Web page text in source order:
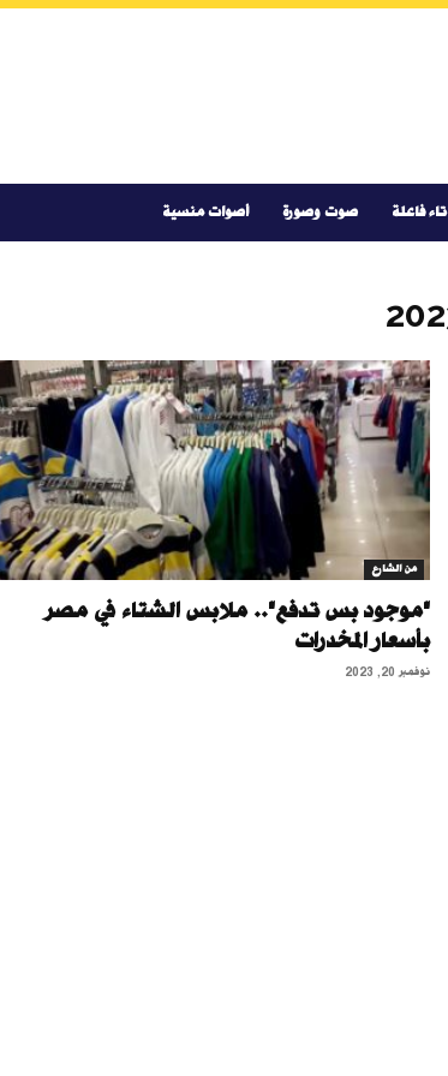
تاء فاعلة صوت وصورة أصوات منسية
من الشارع
"موجود بس تدفع".. ملابس الشتاء في مصر
بأسعار المخدرات
نوفمبر 20, 2023